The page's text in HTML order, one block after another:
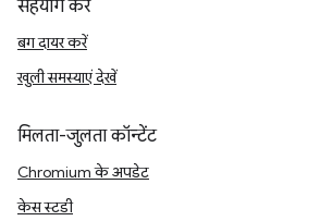
सहयोग करें
बग दायर करें
खुली समस्याएं देखें
मिलता-जुलता कॉन्टेंट
Chromium के अपडेट
केस स्टडी